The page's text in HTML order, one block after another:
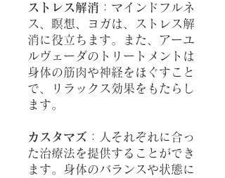
ストレス解消 ：マインドフルネ
ス、瞑想、ヨガは、ストレス解
消に役立ちます。また、アーユ
ルヴェーダのトリートメントは
身体の筋肉や神経をほぐすこと
で、リラックス効果をもたらし
ます。
カスタマズ ：人それぞれに合っ
た治療法を提供することができ
ます。身体のバランスや状態に